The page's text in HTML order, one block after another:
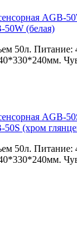
50W (белая)
50л. Питание:
(хром
50л. Питание: